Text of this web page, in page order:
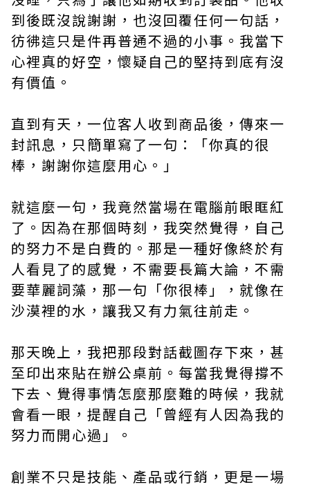
到後既沒說謝謝，也沒回覆任何一句話，
彷彿這只是件再普通不過的小事。我當下
心裡真的好空，懷疑自己的堅持到底有沒
有價值。
直到有天，一位客人收到商品後，傳來一
封訊息，只簡單寫了一句：「你真的很
棒，謝謝你這麼用心。」
就這麼一句，我竟然當場在電腦前眼眶紅
了。因為在那個時刻，我突然覺得，自己
的努力不是白費的。那是一種好像終於有
人看見了的感覺，不需要長篇大論，不需
要華麗詞藻，那一句「你很棒」，就像在
沙漠裡的水，讓我又有力氣往前走。
那天晚上，我把那段對話截圖存下來，甚
至印出來貼在辦公桌前。每當我覺得撐不
下去、覺得事情怎麼那麼難的時候，我就
會看一眼，提醒自己「曾經有人因為我的
努力而開心過」。
創業不只是技能、產品或行銷，更是一場